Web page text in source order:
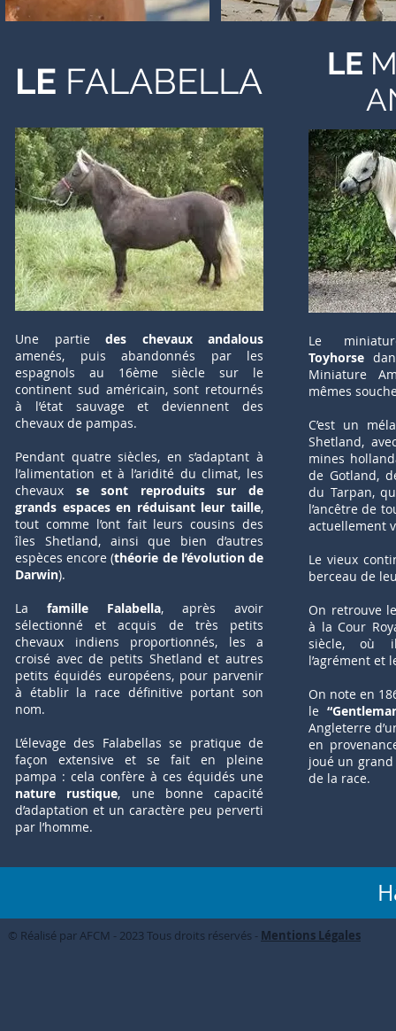
LE FALABELLA
Une partie des chevaux andalous
amenés, puis abandonnés par les
espagnols au 16ème siècle sur le
continent sud américain, sont retournés
à l’état sauvage et deviennent des
chevaux de pampas.
Pendant quatre siècles, en s’adaptant à
l’alimentation et à l’aridité du climat, les
chevaux se sont reproduits sur de
grands espaces en réduisant leur taille,
tout comme l’ont fait leurs cousins des
îles Shetland, ainsi que bien d’autres
espèces encore (théorie de l’évolution de
Darwin).
La famille Falabella, après avoir
sélectionné et acquis de très petits
chevaux indiens proportionnés, les a
croisé avec de petits Shetland et autres
petits équidés européens, pour parvenir
à établir la race définitive portant son
nom.
L’élevage des Falabellas se pratique de
façon extensive et se fait en pleine
pampa : cela confère à ces équidés une
nature rustique, une bonne capacité
d’adaptation et un caractère peu perverti
par l’homme.
LE
Le
Toyhorse
Miniature
mêmes
C’est un
Shetland,
mines
de Gotland,
du Tarpan,
l’ancêtre de
actuellement
Le vieux
berceau de
On retrouve
à la Cour
siècle, où
l’agrément et
On note en
le
Angleterre
en
joué un
de la race.
© Réalisé par AFCM - 2023 Tous droits réservés - Mentions Légales